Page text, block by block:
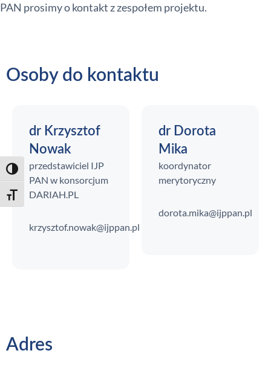
Toggle High Contrast
Toggle Font size
PAN prosimy o kontakt z zespołem projektu.
Osoby do kontaktu
dr Krzysztof
Nowak
przedstawiciel IJP
PAN w konsorcjum
DARIAH.PL
krzysztof.nowak@ijppan.pl
dr Dorota
Mika
koordynator
merytoryczny
dorota.mika@ijppan.pl
Adres